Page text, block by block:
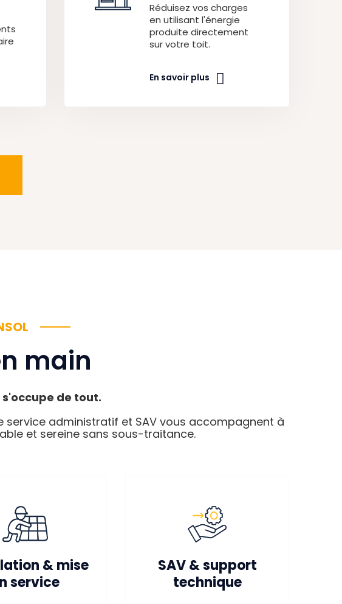
Réduisez vos charges
en utilisant l'énergie
produite directement
sur votre toit.
En savoir plus
main
s'occupe de tout.
service administratif et SAV vous accompagnent à
et sereine sans sous-traitance.
& mise
service
SAV & support
technique